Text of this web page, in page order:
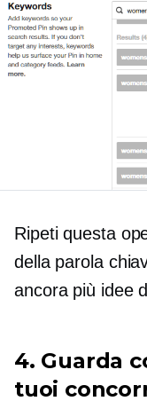
Ripeti questa
della parola
ancora più idee
4. Guarda
tuoi